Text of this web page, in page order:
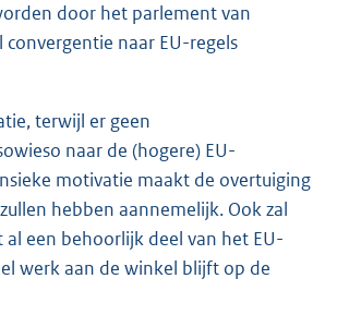
door het parlement van
naar EU-regels
terwijl er geen
naar de (hogere) EU-
motivatie maakt de overtuiging
hebben aannemelijk. Ook zal
een behoorlijk deel van het EU-
werk aan de winkel blijft op de